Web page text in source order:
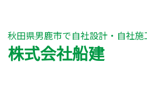
秋田県男鹿市で自社設計・自社施
株式会社船建